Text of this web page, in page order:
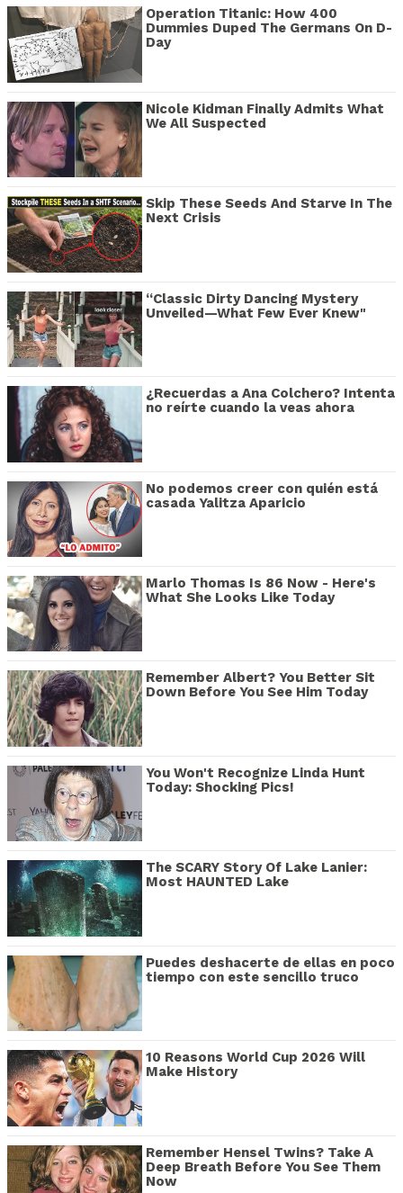
Operation Titanic: How 400
Dummies Duped The Germans On D-
Day
Nicole Kidman Finally Admits What
We All Suspected
Skip These Seeds And Starve In The
Next Crisis
“Classic Dirty Dancing Mystery
Unveiled—What Few Ever Knew"
¿Recuerdas a Ana Colchero? Intenta
no reírte cuando la veas ahora
No podemos creer con quién está
casada Yalitza Aparicio
Marlo Thomas Is 86 Now - Here's
What She Looks Like Today
Remember Albert? You Better Sit
Down Before You See Him Today
You Won't Recognize Linda Hunt
Today: Shocking Pics!
The SCARY Story Of Lake Lanier:
Most HAUNTED Lake
Puedes deshacerte de ellas en poco
tiempo con este sencillo truco
10 Reasons World Cup 2026 Will
Make History
Remember Hensel Twins? Take A
Deep Breath Before You See Them
Now